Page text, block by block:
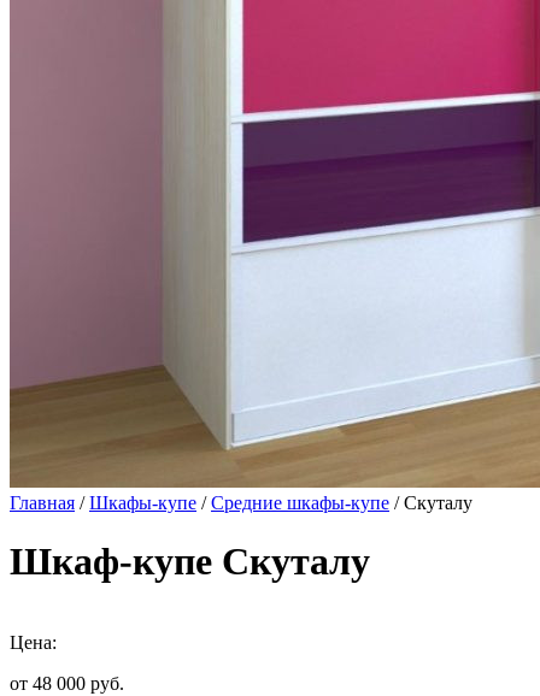
Главная /Шкафы-купе /Средние шкафы-купе / Скуталу
Шкаф-купе Скуталу
Цена:
от 48 000 руб.